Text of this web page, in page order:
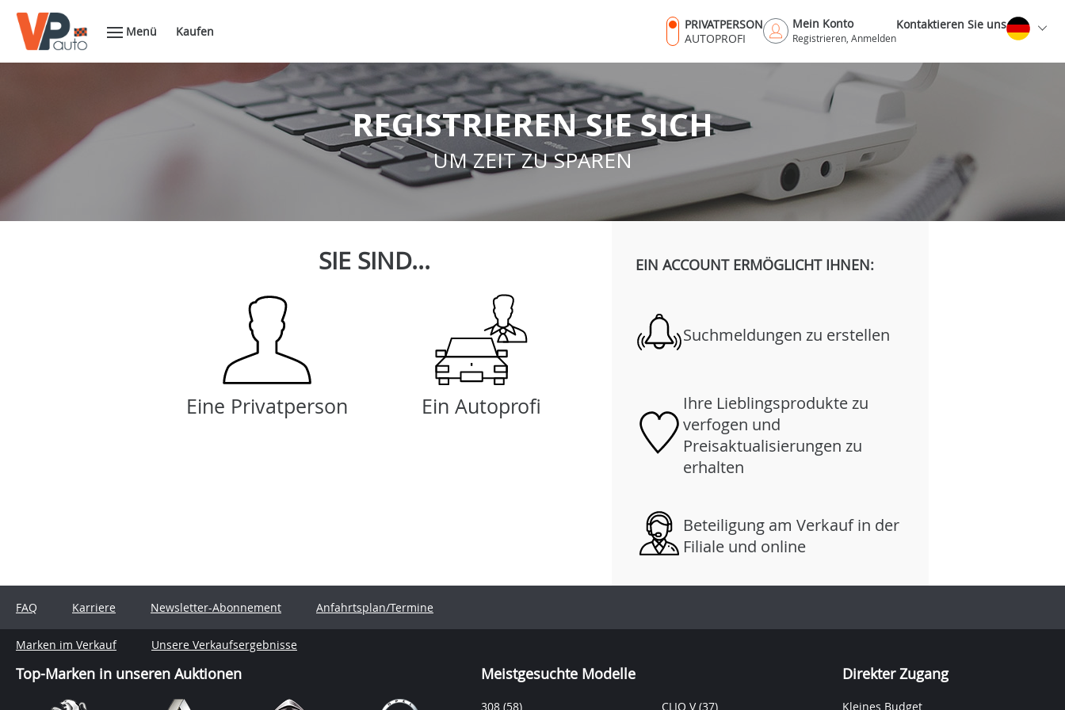
Menü Kaufen
PRIVATPERSON
AUTOPROFI
Mein Konto
Registrieren, Anmelden
Kontaktieren Sie uns
REGISTRIEREN SIE SICH
UM ZEIT ZU SPAREN
SIE SIND...
Eine Privatperson Ein Autoprofi
EIN ACCOUNT ERMÖGLICHT IHNEN:
Suchmeldungen zu erstellen
Ihre Lieblingsprodukte zu
verfogen und
Preisaktualisierungen zu
erhalten
Beteiligung am Verkauf in der
Filiale und online
FAQ Karriere Newsletter-Abonnement Anfahrtsplan/Termine
Marken im Verkauf Unsere Verkaufsergebnisse
Top-Marken in unseren Auktionen Meistgesuchte Modelle
308 (58) CLIO V(37)
Direkter Zugang
Kleines Budget